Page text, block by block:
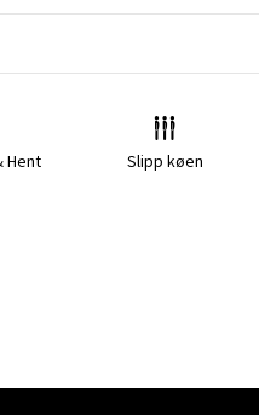
Hent Slipp køen